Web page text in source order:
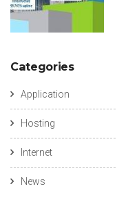
Categories
Application
Hosting
Internet
News